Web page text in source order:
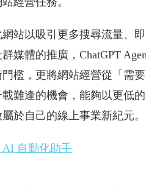
站以吸引更多搜尋流量、
媒體的推廣，ChatGPT
檻，更將網站經營從「需
難逢的機會，能夠以更低
於自己的線上事業新紀元。
AI 自動化助手